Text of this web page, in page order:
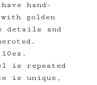
hand-
golden
details and
is repeated
is unique,